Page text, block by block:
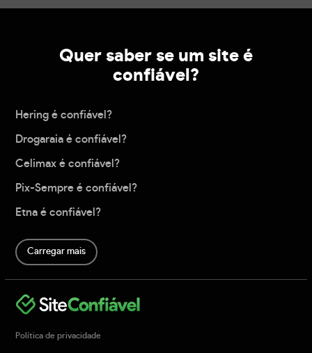
Quer saber se um site é
confiável?
Hering é confiável?
Drogaraia é confiável?
Celimax é confiável?
Pix-Sempre é confiável?
Etna é confiável?
Carregar mais
Política de privacidade